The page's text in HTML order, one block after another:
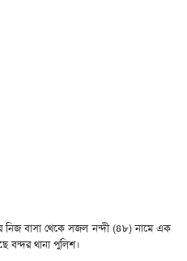
নিজ বাসা থেকে সজল নন্দী (৪৮) নামে এক
বন্দর থানা পুলিশ।